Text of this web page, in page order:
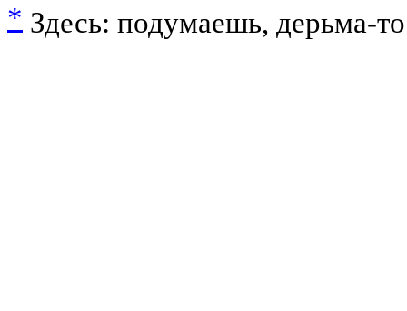
* Здесь: подумаешь, дерьма-